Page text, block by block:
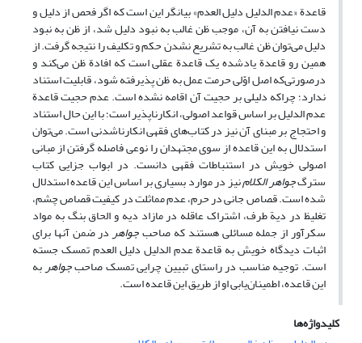
قاعدة «عدم الدلیل دلیل العدم» بیانگر این است که اگر فحص از دلیل و
دست نیافتن به آن، موجب ظن غالب به نبود دلیل شد، از ظن به نبود
دلیل می‌توان ظن غالب به تشریع نشدن حکم و تکلیف را نتیجه گرفت. از
همین رو قاعدة یادشده یک قاعدة عقلی است که افادة ظن می‌کند و
درصورتی‌که اصل اوّلی حرمت عمل به ظن پذیرفته شود، قابلیت استناد
ندارد؛ چراکه دلیلی بر حجیت آن اقامه نشده است. عدم حجیت قاعدة
عدم الدلیل بر اساس قواعد اصولی، ‌انکارناپذیر است؛ با این ‌حال استناد
و احتجاج بر مبنای آن نیز در کتاب‌های فقهی انکارناشدنی است. می‌توان
استدلال به این قاعده از سوی مجتهدان را نوعی فاصله گرفتن از مبانی
اصولی خویش در استنباطات فقهی دانست. در ابواب جزایی کتاب
سترگجواهر الکلامنیز در موارد بسیاری بر اساس این قاعده استدلال
شده است. قصاص جانی در حرم، عدم مماثلت در کیفیت قصاص چشم،
تغلیظ در دیة طرف، اشتراک عاقله در مازاد دیه و الحاق بنگ به مواد
سکرآور از جمله مسائلی هستند که صاحبجواهردر ضمن آنها برای
اثبات دیدگاه خویش به ‌قاعدة عدم الدلیل دلیل العدم تمسک جسته
است. توجیه مناسب در راستای تبیین چرایی تمسک صاحبجواهربه
این قاعده، اطمینان‌یابی او از طریق این قاعده است.
کلیدواژه‌ها